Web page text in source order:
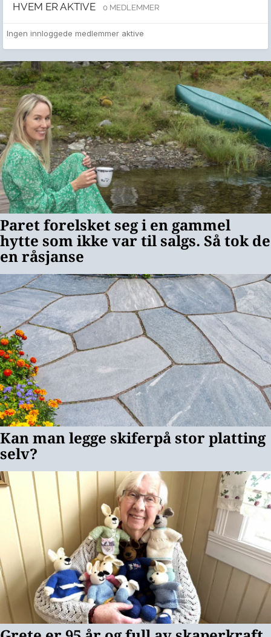
HVEM ER AKTIVE 0 MEDLEMMER
Ingen innloggede medlemmer aktive